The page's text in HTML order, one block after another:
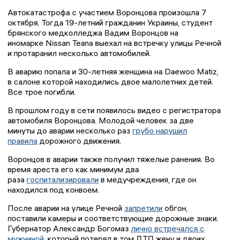
Автокатастрофа с участием Воронцова произошла 7
октября. Тогда 19-летний гражданин Украины, студент
брянского медколледжа Вадим Воронцов на
иномарке Nissan Teana выехал на встречку улицы Речной
и протаранил несколько автомобилей.
В аварию попала и 30-летняя женщина на Daewoo Matiz,
в салоне которой находились двое малолетних детей.
Все трое погибли.
В прошлом году в сети появилось видео с регистратора
автомобиля Воронцова. Молодой человек за две
минуты до аварии несколько раз грубо нарушил
правила дорожного движения.
Воронцов в аварии также получил тяжелые ранения. Во
время ареста его как минимум два
раза госпитализировали в медучреждения, где он
находился под конвоем.
После аварии на улице Речной запретили обгон,
поставили камеры и соответствующие дорожные знаки.
Губернатор Александр Богомаз лично встречался с